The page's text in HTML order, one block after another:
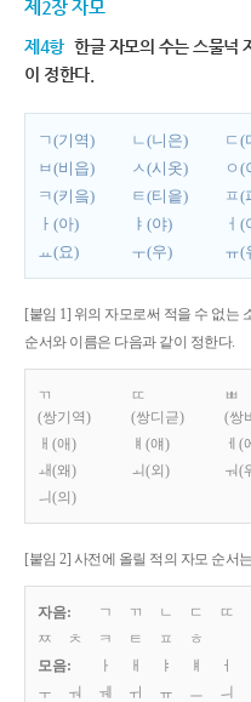
제2장 자모
제4항 한글 자모의 수는 스물넉
이 정한다.
ㄱ(기역) ㄴ(니은) ㄷ(
ㅂ(비읍)
ㅅ(시옷) ㅇ(
ㅋ(키읔)
ㅌ(티읕) ㅍ(
ㅏ(아)
ㅑ(야) ㅓ(
ㅛ(요)
ㅜ(우) ㅠ(
[붙임 1] 위의 자모로써 적을 수 없는
순서와 이름은 다음과 같이 정한다.
ㄲ
(쌍기역)
ㄸ
(쌍디귿)
ㅃ
(쌍
ㅐ(애)
ㅒ(얘) ㅔ(
ㅙ(왜)
ㅚ(외) ㅝ(
ㅢ(의)
[붙임 2] 사전에 올릴 적의 자모 순서
자음: ㄱ ㄲ ㄴ ㄷ ㄸ
ㅉ
ㅊ ㅋ ㅌ ㅍ
ㅎ
모음:
ㅏ ㅐ ㅑ ㅒ ㅓ
ㅜ
ㅝ ㅞ ㅟ ㅠ ㅡ ㅢ